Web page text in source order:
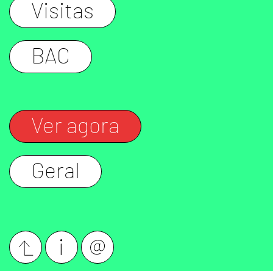
Visitas
BAC
Ver agora
Geral